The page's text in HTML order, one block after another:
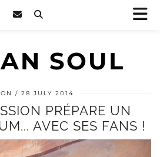
28 JULY 2014
PRÉPARE UN
AVEC SES FANS !